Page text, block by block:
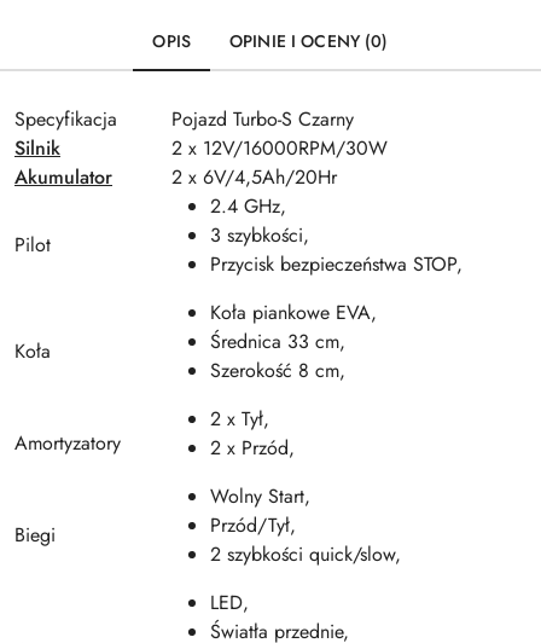
OPIS OPINIE I OCENY (0)
Specyfikacja
Pojazd Turbo-S Czarny
Silnik
2 x 12V/16000RPM/30W
Akumulator
2 x 6V/4,5Ah/20Hr
Pilot
2.4 GHz,
3 szybkości,
Przycisk bezpieczeństwa STOP,
Koła
Koła piankowe EVA,
Średnica 33 cm,
Szerokość 8 cm,
Amortyzatory
2 x Tył,
2 x Przód,
Biegi
Wolny Start,
Przód/Tył,
2 szybkości quick/slow,
LED,
Światła przednie,